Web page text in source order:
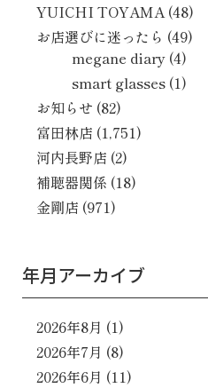
YUICHI TOYAMA(48)
お店選びに迷ったら (49)
megane diary (4)
smart glasses (1)
お知らせ (82)
富田林店 (1,751)
河内長野店 (2)
補聴器関係 (18)
金剛店 (971)
年月アーカイブ
2026年8月 (1)
2026年7月 (8)
2026年6月 (11)